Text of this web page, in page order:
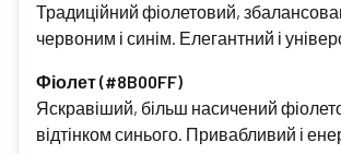
Традиційний фіолетовий,
червоним і синім. Елегантний і
Фіолет (#8B00FF)
Яскравіший, більш насичений
відтінком синього. Привабливий і